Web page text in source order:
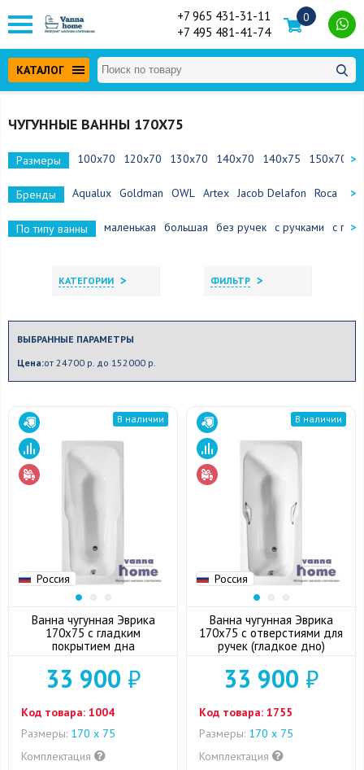
+7 965 431-31-11
+7 495 481-41-74
0
КАТАЛОГ
ЧУГУННЫЕ ВАННЫ 170Х75
Размеры 100х70 120х70 130х70 140х70 140х75 150х70
Бренды Aqualux Goldman OWL Artex Jacob Delafon Roca
По типу ванны маленькая большая без ручек с ручками с
КАТЕГОРИИ > ФИЛЬТР >
ВЫБРАННЫЕ ПАРАМЕТРЫ
Цена:от 24700 р. до 152000 р.
Россия
В наличии
Ванна чугунная Эврика
170х75 с гладким
покрытием дна
33 900 ₽
Код товара: 1004
Размеры: 170 х 75
Комплектация
Россия
В наличии
Ванна чугунная Эврика
170х75 с отверстиями для
ручек (гладкое дно)
33 900 ₽
Код товара: 1755
Размеры: 170 х 75
Комплектация